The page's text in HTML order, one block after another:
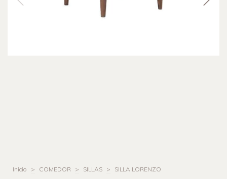
Inicio > COMEDOR > SILLAS > SILLA LORENZO